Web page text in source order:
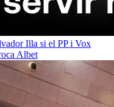
Illa si el PP i Vox
Albet